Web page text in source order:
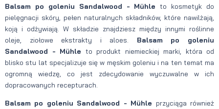
Balsam po goleniu Sandalwood - Mühle to kosmetyk do
pielęgnacji skóry, pełen naturalnych składników, które nawilżają,
koją i odżywiają. W składzie znajdziesz między innymi roślinne
oleje, ziołowe ekstrakty i aloes. Balsam po goleniu
Sandalwood - Mühle to produkt niemieckiej marki, która od
blisko stu lat specjalizuje się w męskim goleniu i na ten temat ma
ogromną wiedzę, co jest zdecydowanie wyczuwalne w ich
dopracowanych recepturach.
Balsam po goleniu Sandalwood - Mühle przyciąga również